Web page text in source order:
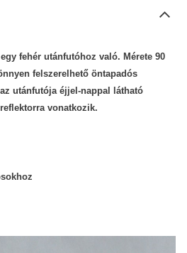
fehér utánfutóhoz való. Mérete 90
felszerelhető öntapadós
utánfutója éjjel-nappal látható
vonatkozik.